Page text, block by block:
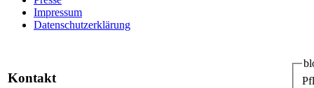
Impressum
Datenschutzerklärung
Kontakt